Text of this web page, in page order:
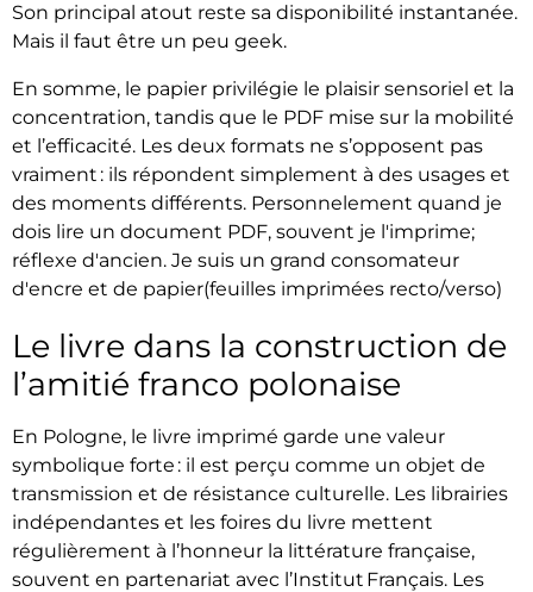
Son principal atout reste sa disponibilité instantanée.
Mais il faut être un peu geek.
En somme, le papier privilégie le plaisir sensoriel et la
concentration, tandis que le PDF mise sur la mobilité
et l’efficacité. Les deux formats ne s’opposent pas
vraiment : ils répondent simplement à des usages et
des moments différents. Personnelement quand je
dois lire un document PDF, souvent je l'imprime;
réflexe d'ancien. Je suis un grand consomateur
d'encre et de papier(feuilles imprimées recto/verso)
Le livre dans la construction de
l’amitié franco polonaise
En Pologne, le livre imprimé garde une valeur
symbolique forte : il est perçu comme un objet de
transmission et de résistance culturelle. Les librairies
indépendantes et les foires du livre mettent
régulièrement à l’honneur la littérature française,
souvent en partenariat avec l’Institut Français. Les